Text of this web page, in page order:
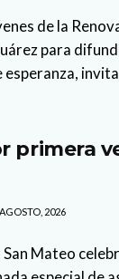
de la
para
primera
2026
Mateo